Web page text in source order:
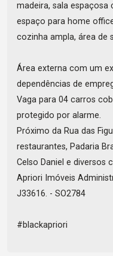
madeira, sala espaçosa
espaço para home
cozinha ampla, área de
Área externa com um
dependências de
Vaga para 04 carros
protegido por alarme.
Próximo da Rua das
restaurantes, Padaria
Celso Daniel e diversos
Apriori Imóveis
J33616. - SO2784
#blackapriori